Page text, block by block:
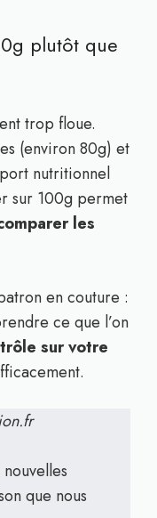
plutôt que
trop floue.
(environ 80g) et
nutritionnel
sur 100g permet
les
en couture :
ce que l’on
sur votre
que nous